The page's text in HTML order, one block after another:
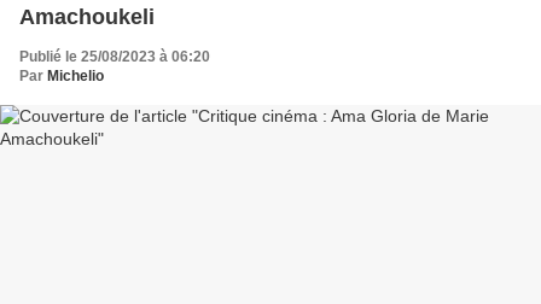
Amachoukeli
Publié le 25/08/2023 à 06:20
Par Michelio